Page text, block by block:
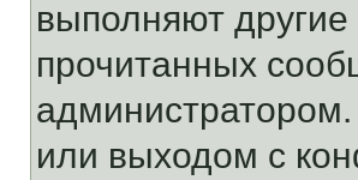
выполняют
прочитанных
или выходом с